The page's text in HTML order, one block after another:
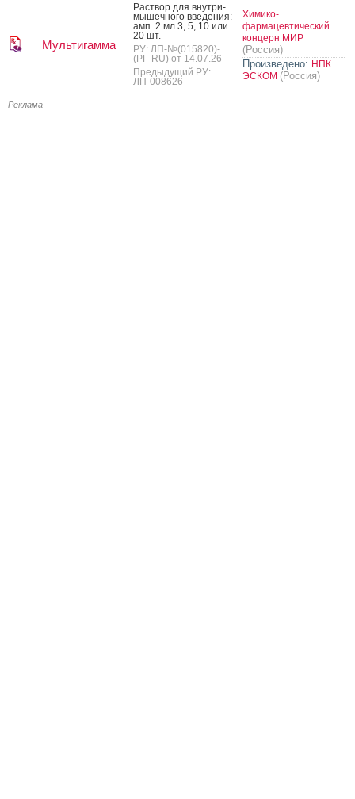
Мультигамма
Рас­твор для внут­ри­
мышеч­но­го вве­дения:
амп. 2 мл 3, 5, 10 или
20 шт.
РУ: ЛП-№(015820)-
(РГ-RU) от 14.07.26
Предыдущий РУ:
ЛП-008626
Химико-
фармацевтический
концерн МИР
(Россия)
Произведено: НПК
ЭСКОМ (Россия)
Реклама